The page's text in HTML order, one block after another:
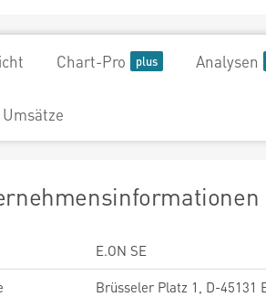
Chart-Pro Analysen
E.ON SE
Brüsseler Platz 1, D-45131